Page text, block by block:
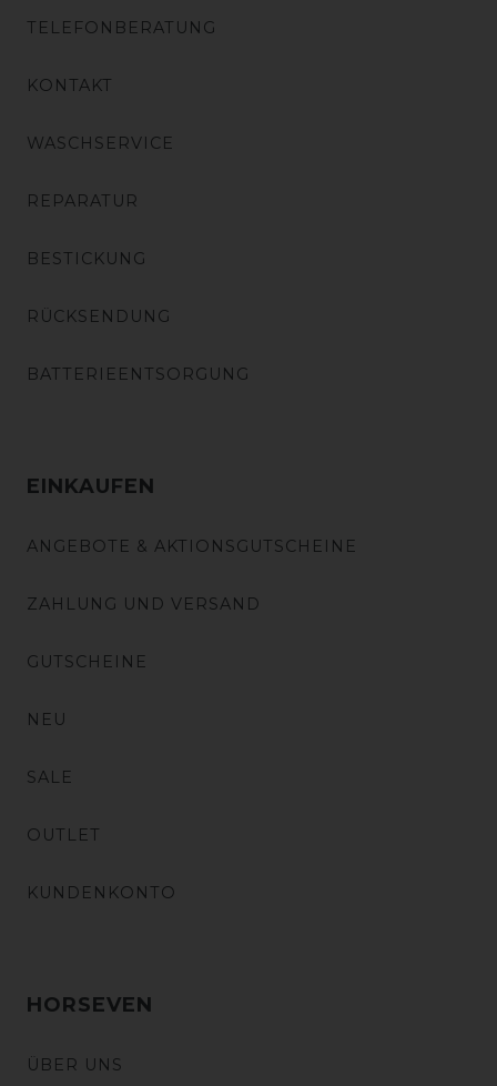
TELEFONBERATUNG
KONTAKT
WASCHSERVICE
REPARATUR
BESTICKUNG
RÜCKSENDUNG
BATTERIEENTSORGUNG
EINKAUFEN
ANGEBOTE & AKTIONSGUTSCHEINE
ZAHLUNG UND VERSAND
GUTSCHEINE
NEU
SALE
OUTLET
KUNDENKONTO
HORSEVEN
ÜBER UNS